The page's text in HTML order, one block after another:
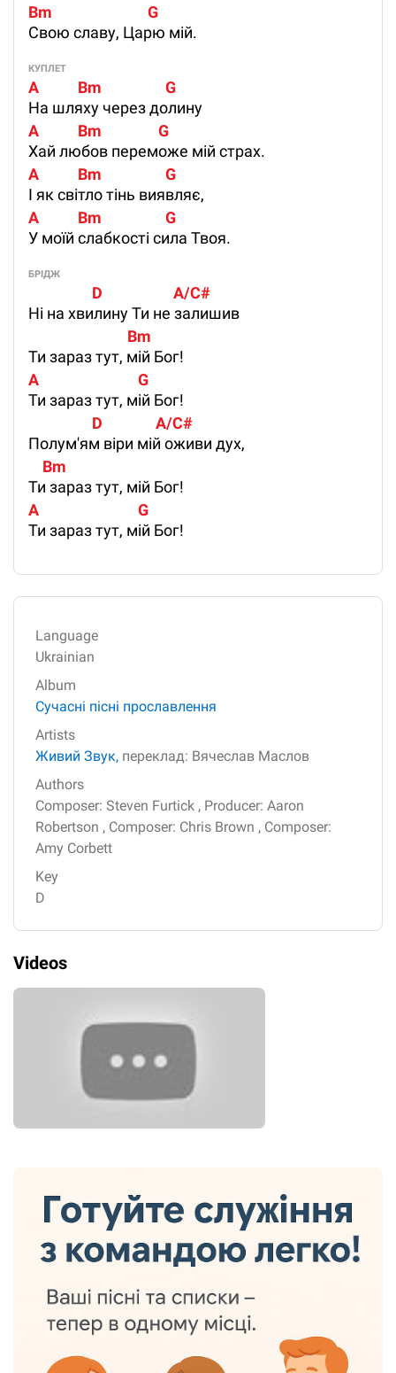
Bm                           G
Свою славу, Царю мій.
КУПЛЕТ
A           Bm                  G
На шляху через долину
A           Bm                G
Хай любов переможе мій страх.
A           Bm                  G
І як світло тінь виявляє,
A           Bm                  G
У моїй слабкості сила Твоя.
БРІДЖ
                  D                    A/C#
Ні на хвилину Ти не залишив
                            Bm
Ти зараз тут, мій Бог!
A                            G
Ти зараз тут, мій Бог!
                  D               A/C#
Полум'ям віри мій оживи дух,
    Bm
Ти зараз тут, мій Бог!
A                            G
Ти зараз тут, мій Бог!
Language
Ukrainian
Album
Сучасні пісні прославлення
Artists
Живий Звук, переклад: Вячеслав Маслов
Authors
Composer: Steven Furtick , Producer: Aaron
Robertson , Composer: Chris Brown , Composer:
Amy Corbett
Key
D
Videos